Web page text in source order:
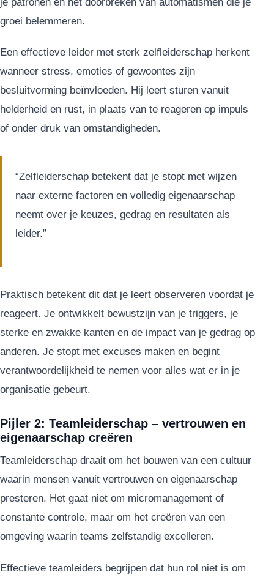
groei belemmeren.
Een effectieve leider met sterk zelfleiderschap herkent
wanneer stress, emoties of gewoontes zijn
besluitvorming beïnvloeden. Hij leert sturen vanuit
helderheid en rust, in plaats van te reageren op impuls
of onder druk van omstandigheden.
“Zelfleiderschap betekent dat je stopt met wijzen
naar externe factoren en volledig eigenaarschap
neemt over je keuzes, gedrag en resultaten als
leider.”
Praktisch betekent dit dat je leert observeren voordat je
reageert. Je ontwikkelt bewustzijn van je triggers, je
sterke en zwakke kanten en de impact van je gedrag op
anderen. Je stopt met excuses maken en begint
verantwoordelijkheid te nemen voor alles wat er in je
organisatie gebeurt.
Pijler 2: Teamleiderschap – vertrouwen en
eigenaarschap creëren
Teamleiderschap draait om het bouwen van een cultuur
waarin mensen vanuit vertrouwen en eigenaarschap
presteren. Het gaat niet om micromanagement of
constante controle, maar om het creëren van een
omgeving waarin teams zelfstandig excelleren.
Effectieve teamleiders begrijpen dat hun rol niet is om